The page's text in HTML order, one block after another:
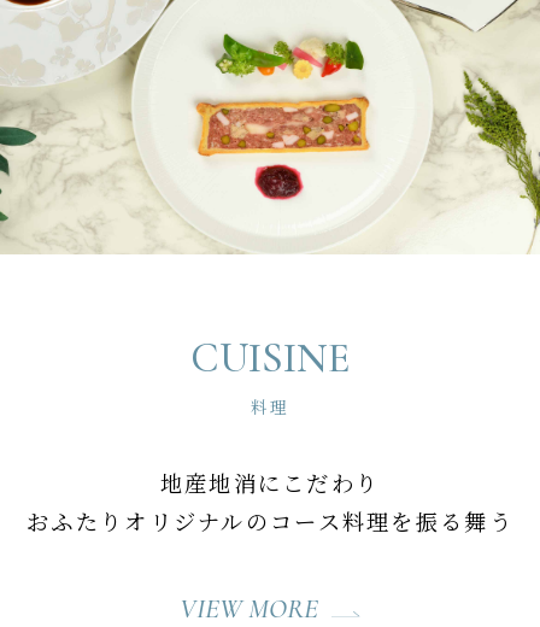
CUISINE
料理
地産地消にこだわり
おふたりオリジナルのコース料理を振る舞う
VIEW MORE